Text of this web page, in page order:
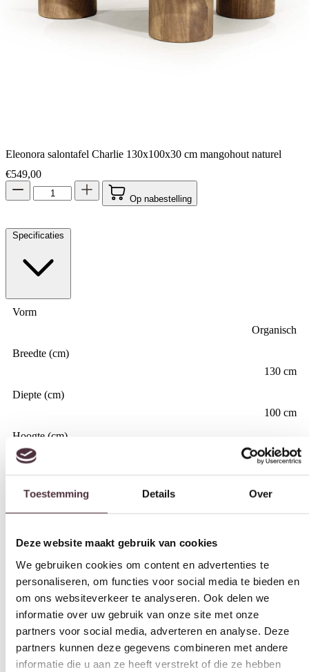
Toestemming
om ons websiteverkeer te analyseren. Ook delen we
partners voor social media, adverteren en analyse. Deze
partners kunnen deze gegevens combineren met andere
informatie die u aan ze heeft verstrekt of die ze hebben
verzameld op basis van uw gebruik van hun services.
Toestemmingsselectie
Eleonora salontafel Charlie 130x100x30 cm mangohout naturel
€549,00
Op nabestelling
Specificaties
Vorm
Organisch
Breedte (cm)
130 cm
Diepte (cm)
100 cm
Hoogte (cm)
30 cm
Materiaal
Mangohout
Gemonteerd geleverd
Nee (handgrepen en/of poten nog monteren)
Geadviseerd onderhoudsmiddel
Matt Polish Care Kit
Categorie
Salontafels